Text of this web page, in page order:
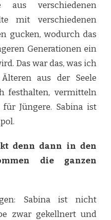
aus verschiedenen
mit verschiedenen
gucken, wodurch das
Generationen ein
Das war das, was ich
aus der Seele
festhalten, vermitteln
Jüngere. Sabina ist
denn dann in den
die ganzen
Sabina ist nicht
zwar gekellnert und